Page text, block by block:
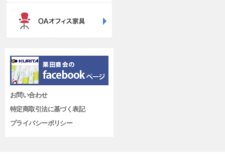
お問い合わせ
特定商取引法に基づく表記
プライバシーポリシー